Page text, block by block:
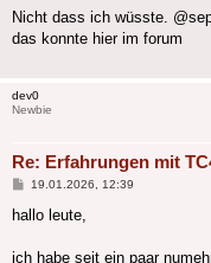
Nicht dass ich wüsste.
das konnte hier im forum
dev0
Newbie
Re: Erfahrungen mit
Beitrag
19.01.2026, 12:39
hallo leute,
ich habe seit ein paar